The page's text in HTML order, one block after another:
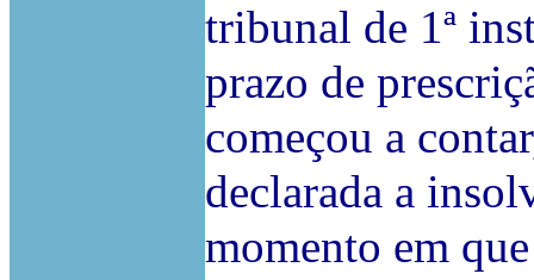
tribunal de 1ª
prazo de
começou a
declarada a
momento em